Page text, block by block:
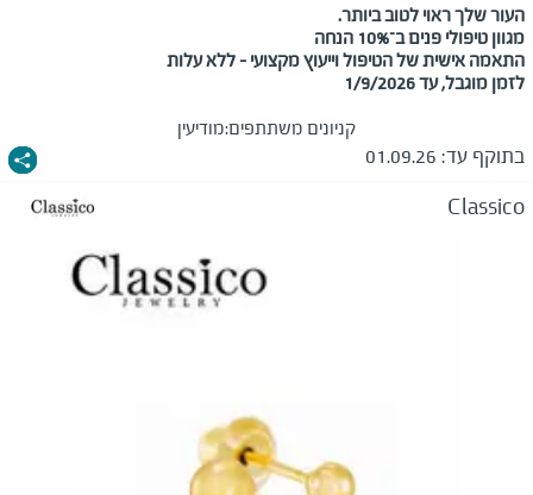
העור שלך ראוי לטוב ביותר.
מגוון טיפולי פנים ב־10% הנחה
התאמה אישית של הטיפול וייעוץ מקצועי - ללא עלות
לזמן מוגבל, עד 1/9/2026
קניונים משתתפים:מודיעין
בתוקף עד: 01.09.26
Classico